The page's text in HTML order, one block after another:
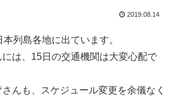
2019.08.14
列島各地に出ています。
は、15日の交通機関は大変心配で
んも、スケジュール変更を余儀なく